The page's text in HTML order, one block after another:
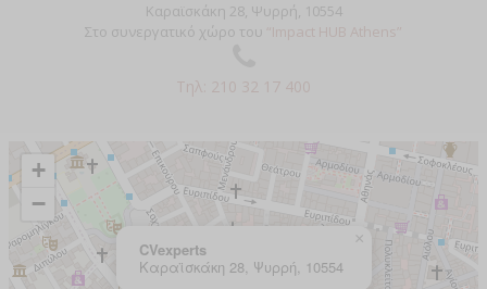
Καραϊσκάκη 28, Ψυρρή, 10554
Στο συνεργατικό χώρο του “Impact HUB Athens”
Τηλ: 210 32 17 400